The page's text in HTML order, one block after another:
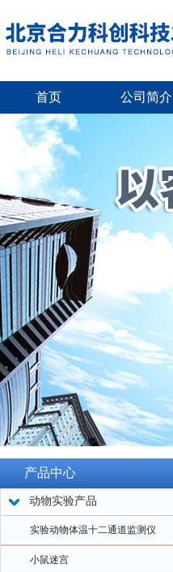
首页 公司简介
产品中心
动物实验产品
实验动物体温十二通道监测仪
小鼠迷宫